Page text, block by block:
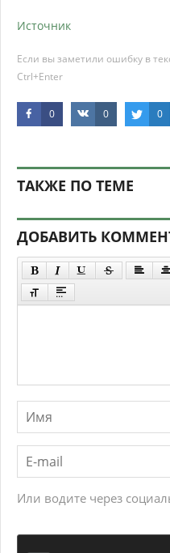
Источник
Если вы заметили ошибку в
Ctrl+Enter
0 0 0
ТАКЖЕ ПО ТЕМЕ
ДОБАВИТЬ
Или водите через